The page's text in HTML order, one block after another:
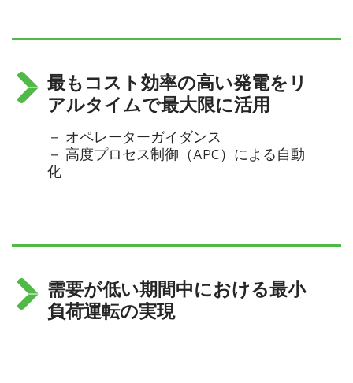
最もコスト効率の高い発電をリ
アルタイムで最大限に活用
－ オペレーターガイダンス
－ 高度プロセス制御（APC）による自動
化
需要が低い期間中における最小
負荷運転の実現